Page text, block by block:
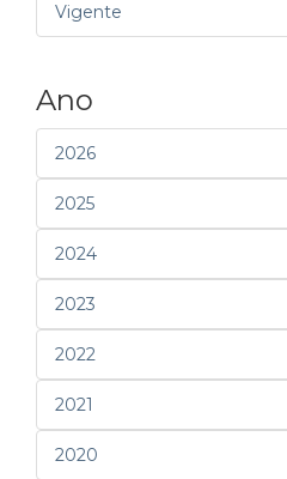
Vigente
Ano
2026
2025
2024
2023
2022
2021
2020